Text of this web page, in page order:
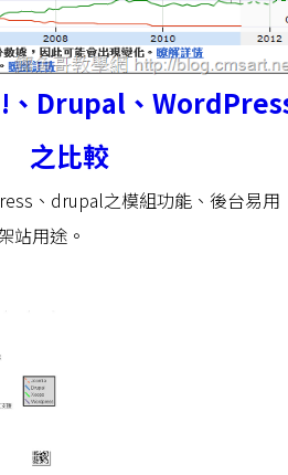
Drupal、
之比較
、drupal之模組功能、後台易用
站用途。